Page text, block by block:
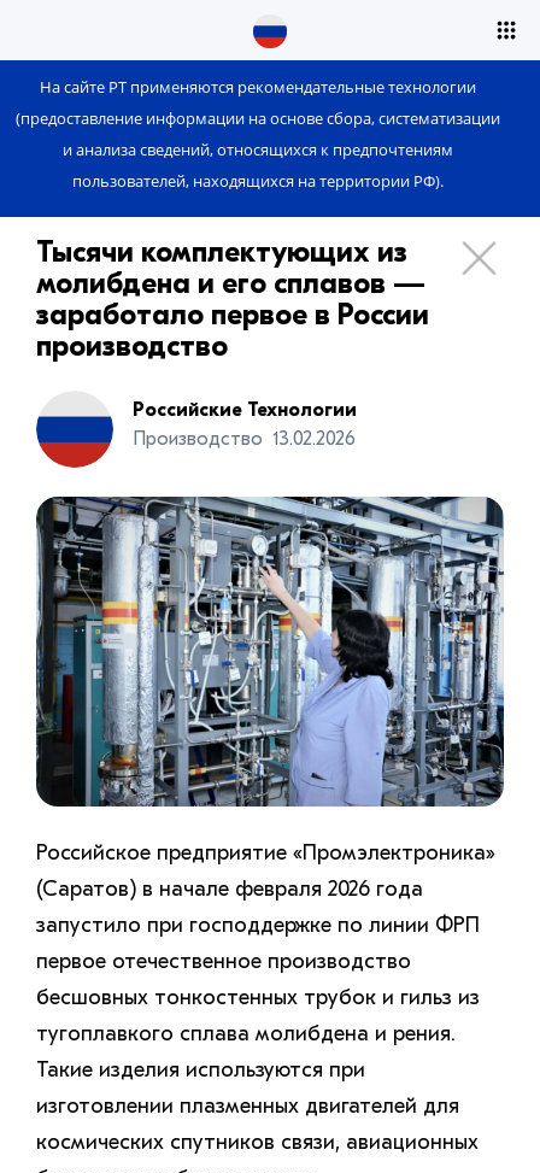
На сайте РТ применяются рекомендательные технологии
(предоставление информации на основе сбора, систематизации
и анализа сведений, относящихся к предпочтениям
пользователей, находящихся на территории РФ).
Тысячи комплектующих из
молибдена и его сплавов —
заработало первое в России
производство
Российские Технологии
Производство 13.02.2026
Российское предприятие «Промэлектроника»
(Саратов) в начале февраля 2026 года
запустило при господдержке по линии ФРП
первое отечественное производство
бесшовных тонкостенных трубок и гильз из
тугоплавкого сплава молибдена и рения.
Такие изделия используются при
изготовлении плазменных двигателей для
космических спутников связи, авиационных